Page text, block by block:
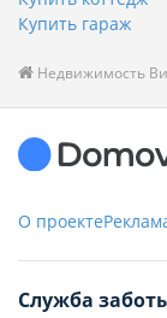
Купить гараж
Недвижимость
О проекте
Служба